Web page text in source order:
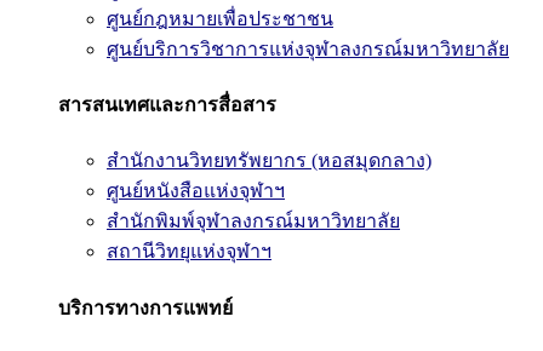
ศูนย์กฎหมายเพื่อประชาชน
ศูนย์บริการวิชาการแห่งจุฬาลงกรณ์มหาวิทยาลัย
สารสนเทศและการสื่อสาร
สำนักงานวิทยทรัพยากร (หอสมุดกลาง)
ศูนย์หนังสือแห่งจุฬาฯ
สำนักพิมพ์จุฬาลงกรณ์มหาวิทยาลัย
สถานีวิทยุแห่งจุฬาฯ
บริการทางการแพทย์